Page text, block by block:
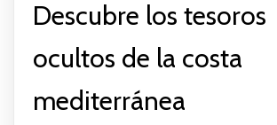
Descubre los tesoros
ocultos de la costa
mediterránea